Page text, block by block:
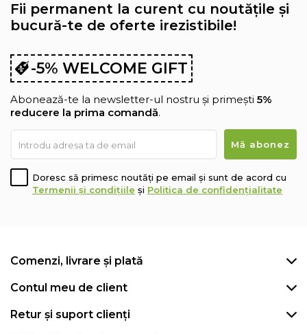
Fii permanent la curent cu noutățile și
bucură-te de oferte irezistibile!
-5% WELCOME GIFT
Abonează-te la newsletter-ul nostru și primești 5%
reducere la prima comandă.
Doresc să primesc noutăți pe email și sunt de acord cu
Termenii și condițiile și Politica de confidențialitate
Comenzi, livrare și plată
Contul meu de client
Retur și suport clienți